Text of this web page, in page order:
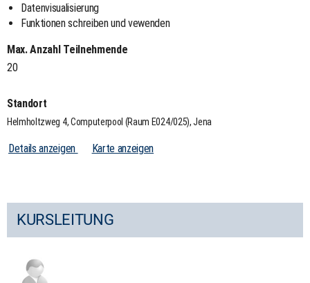
Datenvisualisierung
Funktionen schreiben und vewenden
Max. Anzahl Teilnehmende
20
Standort
Helmholtzweg 4, Computerpool (Raum E024/025), Jena
Details anzeigen Karte anzeigen
KURSLEITUNG